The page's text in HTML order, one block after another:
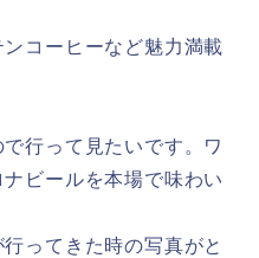
コーヒーなど魅力満載
行って見たいです。ワ
ビールを本場で味わい
ってきた時の写真がと